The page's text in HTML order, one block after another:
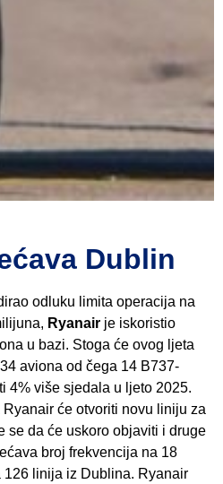
Dublin
odluku limita operacija na
Ryanair je iskoristio
u bazi. Stoga će ovog ljeta
aviona od čega 14 B737-
4% više sjedala u ljeto 2025.
će otvoriti novu liniju za
se da će uskoro objaviti i druge
broj frekvencija na 18
126 linija iz Dublina. Ryanair